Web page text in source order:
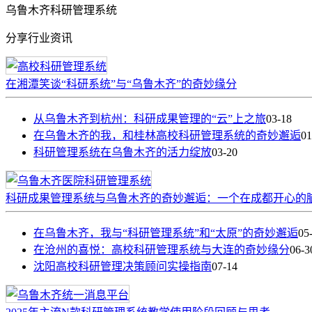
乌鲁木齐科研管理系统
分享行业资讯
在湘潭笑谈“科研系统”与“乌鲁木齐”的奇妙缘分
从乌鲁木齐到杭州：科研成果管理的“云”上之旅03-18
在乌鲁木齐的我，和桂林高校科研管理系统的奇妙邂逅
科研管理系统在乌鲁木齐的活力绽放03-20
科研成果管理系统与乌鲁木齐的奇妙邂逅：一个在成都开心的
在乌鲁木齐，我与“科研管理系统”和“太原”的奇妙邂逅
在沧州的喜悦：高校科研管理系统与大连的奇妙缘分06-
沈阳高校科研管理决策顾问实操指南07-14